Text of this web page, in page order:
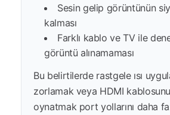
Sesin gelip görüntünün
kalması
Farklı kablo ve TV ile
görüntü alınamaması
Bu belirtilerde rastgele ısı
zorlamak veya HDMI
oynatmak port yollarını daha